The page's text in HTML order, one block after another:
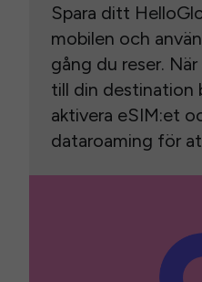
Spara ditt
mobilen och
gång du reser.
till din destination
aktivera eSIM:et
dataroaming för